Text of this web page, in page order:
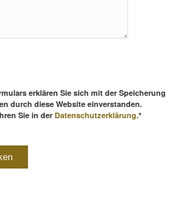
erklären Sie sich mit der Speicherung
durch diese Website einverstanden.
Sie in der Datenschutzerklärung.*